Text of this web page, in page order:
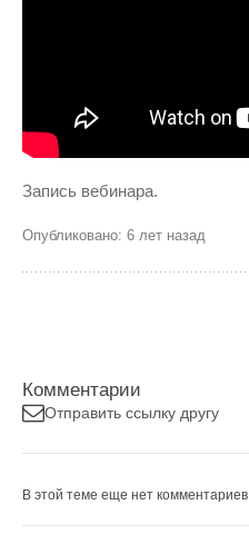
Запись вебинара.
Опубликовано: 6 лет назад
Комментарии
Отправить ссылку другу
В этой теме еще нет комментариев